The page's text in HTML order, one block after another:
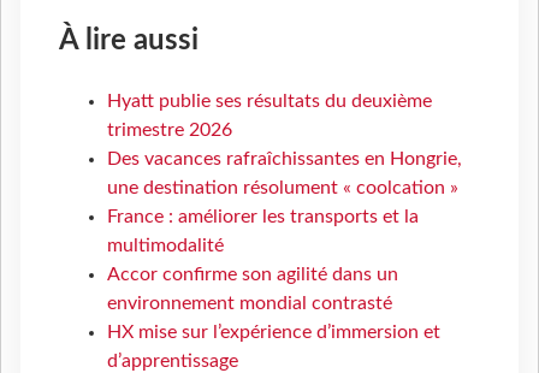
À lire aussi
Hyatt publie ses résultats du deuxième
trimestre 2026
Des vacances rafraîchissantes en Hongrie,
une destination résolument « coolcation »
France : améliorer les transports et la
multimodalité
Accor confirme son agilité dans un
environnement mondial contrasté
HX mise sur l’expérience d’immersion et
d’apprentissage